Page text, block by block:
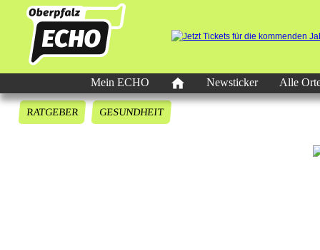
Mein ECHO Newsticker Alle
RATGEBER GESUNDHEIT